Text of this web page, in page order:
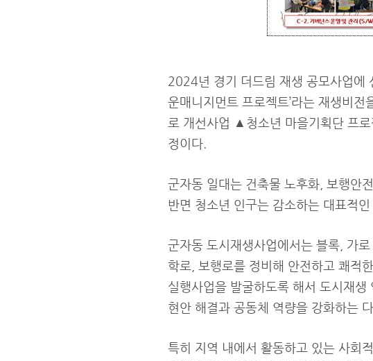
2024년 경기 더드림 재생 공모사업에
운매니지먼트 프로젝트’라는 재생비
로 개선사업 ▲청소년 마을기획단 프
정이다.
군자동 일대는 건축물 노후화, 보행안
반면 청소년 인구는 감소하는 대표적
군자동 도시재생사업에서는 블록, 가
학로, 보행로를 정비해 안전하고 쾌적
실행사업을 발굴하도록 해서 도시재
현안 해결과 공동체 역량을 강화하는
특히 지역 내에서 활동하고 있는 사회